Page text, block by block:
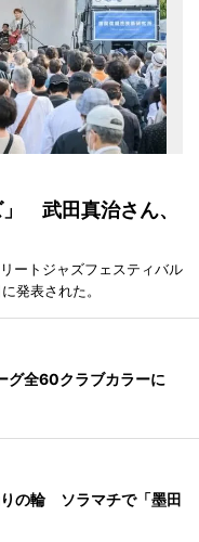
武田真治さん、
ートジャズフェスティバル
発表された。
グ全60クラブカラーに
の輪 ソラマチで「墨田